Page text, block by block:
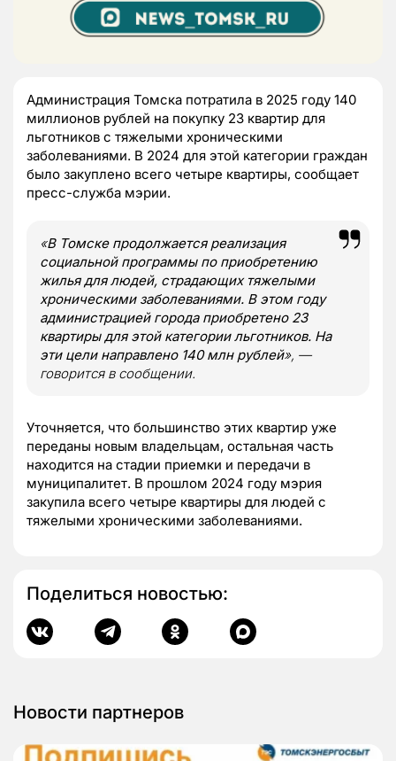
Администрация Томска потратила в 2025 году 140
миллионов рублей на покупку 23 квартир для
льготников с тяжелыми хроническими
заболеваниями. В 2024 для этой категории граждан
было закуплено всего четыре квартиры, сообщает
пресс-служба мэрии.
«В Томске продолжается реализация
социальной программы по приобретению
жилья для людей, страдающих тяжелыми
хроническими заболеваниями. В этом году
администрацией города приобретено 23
квартиры для этой категории льготников. На
эти цели направлено 140 млн рублей», —
говорится в сообщении.
Уточняется, что большинство этих квартир уже
переданы новым владельцам, остальная часть
находится на стадии приемки и передачи в
муниципалитет. В прошлом 2024 году мэрия
закупила всего четыре квартиры для людей с
тяжелыми хроническими заболеваниями.
Поделиться новостью:
Новости партнеров